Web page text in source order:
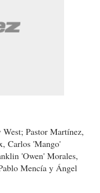
West; Pastor Martínez,
Carlos 'Mango'
'Owen' Morales,
Mencía y Ángel